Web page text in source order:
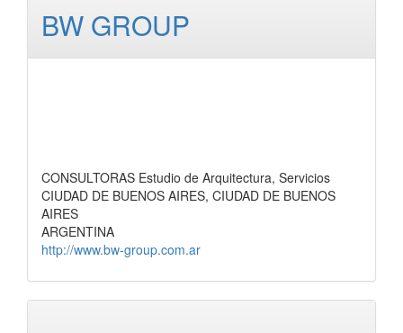
BW GROUP
CONSULTORAS Estudio de Arquitectura, Servicios
CIUDAD DE BUENOS AIRES, CIUDAD DE BUENOS
AIRES
ARGENTINA
http://www.bw-group.com.ar